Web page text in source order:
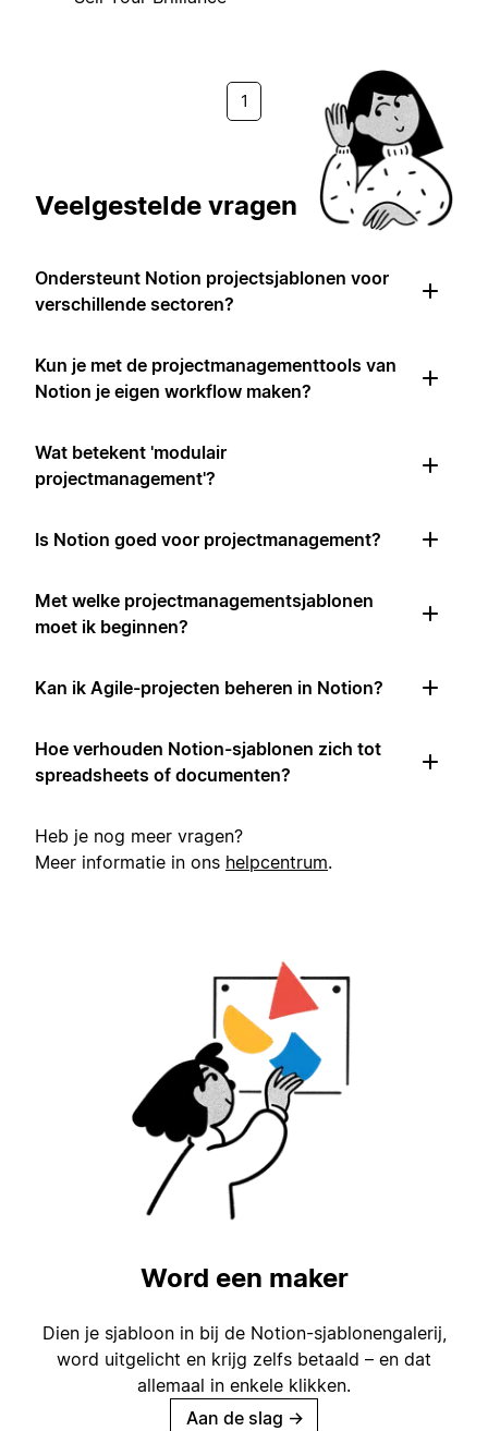
1
Veelgestelde vragen
Ondersteunt Notion projectsjablonen voor
verschillende sectoren?
Kun je met de projectmanagementtools van
Notion je eigen workflow maken?
Wat betekent 'modulair
projectmanagement'?
Is Notion goed voor projectmanagement?
Met welke projectmanagementsjablonen
moet ik beginnen?
Kan ik Agile-projecten beheren in Notion?
Hoe verhouden Notion-sjablonen zich tot
spreadsheets of documenten?
Heb je nog meer vragen?
Meer informatie in ons helpcentrum.
Word een maker
Dien je sjabloon in bij de Notion-sjablonengalerij,
word uitgelicht en krijg zelfs betaald – en dat
allemaal in enkele klikken.
Aan de slag →